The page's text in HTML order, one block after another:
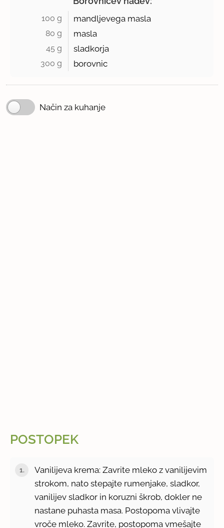
100 g mandljevega masla
80 g masla
45 g sladkorja
300 g borovnic
Način za kuhanje
POSTOPEK
Vanilijeva krema: Zavrite mleko z vanilijevim
strokom, nato stepajte rumenjake, sladkor,
vanilijev sladkor in koruzni škrob, dokler ne
nastane puhasta masa. Postopoma vlivajte
vroče mleko. Zavrite, postopoma vmešajte